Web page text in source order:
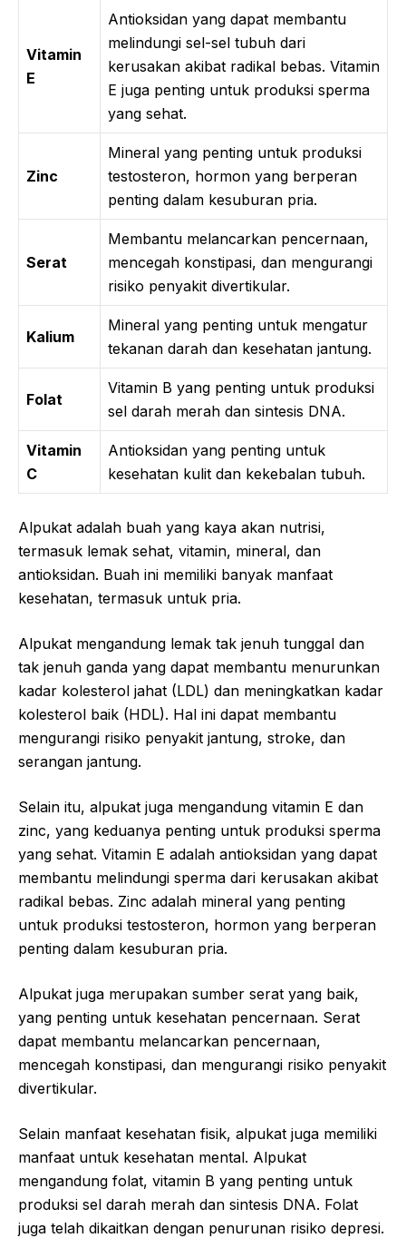
Vitamin
E
Antioksidan yang dapat membantu
melindungi sel-sel tubuh dari
kerusakan akibat radikal bebas. Vitamin
E juga penting untuk produksi sperma
yang sehat.
Zinc
Mineral yang penting untuk produksi
testosteron, hormon yang berperan
penting dalam kesuburan pria.
Serat
Membantu melancarkan pencernaan,
mencegah konstipasi, dan mengurangi
risiko penyakit divertikular.
Kalium
Mineral yang penting untuk mengatur
tekanan darah dan kesehatan jantung.
Folat
Vitamin B yang penting untuk produksi
sel darah merah dan sintesis DNA.
Vitamin
C
Antioksidan yang penting untuk
kesehatan kulit dan kekebalan tubuh.
Alpukat adalah buah yang kaya akan nutrisi,
termasuk lemak sehat, vitamin, mineral, dan
antioksidan. Buah ini memiliki banyak manfaat
kesehatan, termasuk untuk pria.
Alpukat mengandung lemak tak jenuh tunggal dan
tak jenuh ganda yang dapat membantu menurunkan
kadar kolesterol jahat (LDL) dan meningkatkan kadar
kolesterol baik (HDL). Hal ini dapat membantu
mengurangi risiko penyakit jantung, stroke, dan
serangan jantung.
Selain itu, alpukat juga mengandung vitamin E dan
zinc, yang keduanya penting untuk produksi sperma
yang sehat. Vitamin E adalah antioksidan yang dapat
membantu melindungi sperma dari kerusakan akibat
radikal bebas. Zinc adalah mineral yang penting
untuk produksi testosteron, hormon yang berperan
penting dalam kesuburan pria.
Alpukat juga merupakan sumber serat yang baik,
yang penting untuk kesehatan pencernaan. Serat
dapat membantu melancarkan pencernaan,
mencegah konstipasi, dan mengurangi risiko penyakit
divertikular.
Selain manfaat kesehatan fisik, alpukat juga memiliki
manfaat untuk kesehatan mental. Alpukat
mengandung folat, vitamin B yang penting untuk
produksi sel darah merah dan sintesis DNA. Folat
juga telah dikaitkan dengan penurunan risiko depresi.